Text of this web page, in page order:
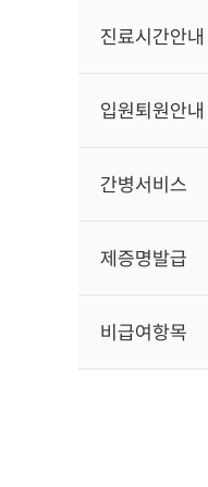
진료시간안내
입원퇴원안내
간병서비스
제증명발급
비급여항목